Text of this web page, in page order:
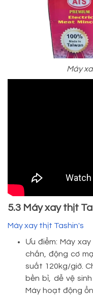
Máy
5.3 Máy xay thịt
Máy xay thịt Tashin's
Ưu điểm: Máy
chắn, động cơ
suất 120kg/giờ.
bền bỉ, dễ vệ
Máy hoạt động